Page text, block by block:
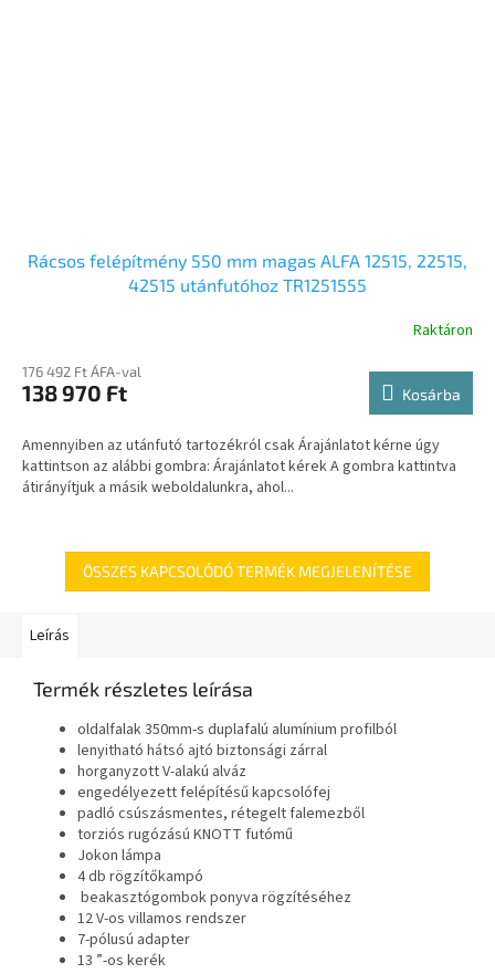
Rácsos felépítmény 550 mm magas ALFA 12515, 22515,
42515 utánfutóhoz TR1251555
Raktáron
176 492 Ft ÁFA-val
138 970 Ft Kosárba
Amennyiben az utánfutó tartozékról csak Árajánlatot kérne úgy
kattintson az alábbi gombra: Árajánlatot kérek A gombra kattintva
átirányítjuk a másik weboldalunkra, ahol...
ÖSSZES KAPCSOLÓDÓ TERMÉK MEGJELENÍTÉSE
Leírás
Termék részletes leírása
oldalfalak 350mm-s duplafalú alumínium profilból
lenyitható hátsó ajtó biztonsági zárral
horganyzott V-alakú alváz
engedélyezett felépítésű kapcsolófej
padló csúszásmentes, rétegelt falemezből
torziós rugózású KNOTT futómű
Jokon lámpa
4 db rögzítőkampó
beakasztógombok ponyva rögzítéséhez
12 V-os villamos rendszer
7-pólusú adapter
13 ”-os kerék